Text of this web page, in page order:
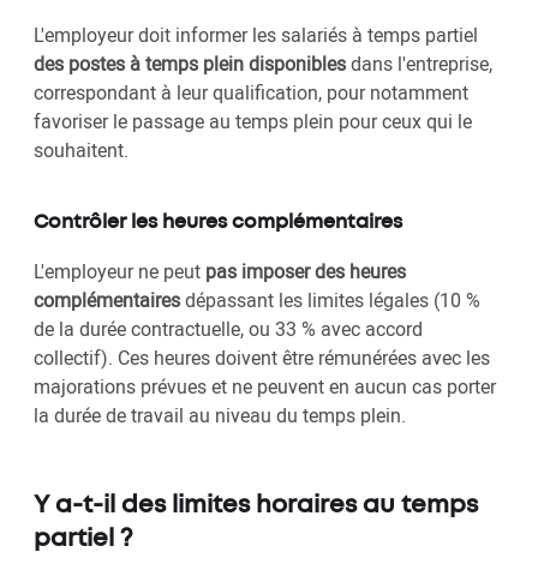
L'employeur doit informer les salariés à temps partiel
des postes à temps plein disponiblesdans l'entreprise,
correspondant à leur qualification, pour notamment
favoriser le passage au temps plein pour ceux qui le
souhaitent.
Contrôler les heures complémentaires
L'employeur ne peut pas imposer des heures
complémentairesdépassant les limites légales (10 %
de la durée contractuelle, ou 33 % avec accord
collectif). Ces heures doivent être rémunérées avec les
majorations prévues et ne peuvent en aucun cas porter
la durée de travail au niveau du temps plein.
Y a-t-il des limites horaires au temps
partiel ?